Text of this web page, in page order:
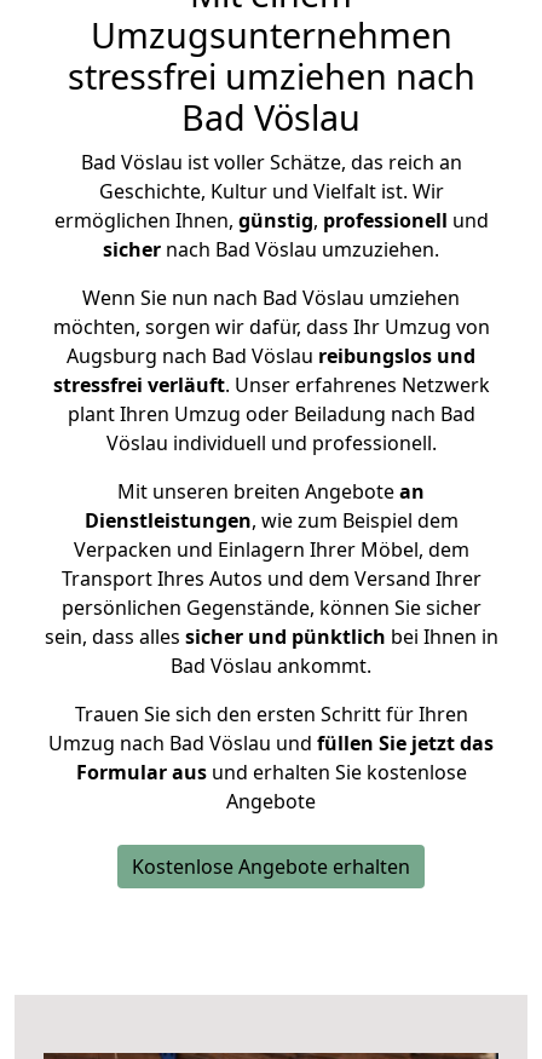
Umzugsunternehmen
stressfrei umziehen nach
Bad Vöslau
Bad Vöslau ist voller Schätze, das reich an
Geschichte, Kultur und Vielfalt ist. Wir
ermöglichen Ihnen, günstig, professionell und
sicher nach Bad Vöslau umzuziehen.
Wenn Sie nun nach Bad Vöslau umziehen
möchten, sorgen wir dafür, dass Ihr Umzug von
Augsburg nach Bad Vöslau reibungslos und
stressfrei verläuft. Unser erfahrenes Netzwerk
plant Ihren Umzug oder Beiladung nach Bad
Vöslau individuell und professionell.
Mit unseren breiten Angebotean
Dienstleistungen, wie zum Beispiel dem
Verpacken und Einlagern Ihrer Möbel, dem
Transport Ihres Autos und dem Versand Ihrer
persönlichen Gegenstände, können Sie sicher
sein, dass alles sicher und pünktlich bei Ihnen in
Bad Vöslau ankommt.
Trauen Sie sich den ersten Schritt für Ihren
Umzug nach Bad Vöslau und füllen Sie jetzt das
Formular ausund erhalten Sie kostenlose
Angebote
Kostenlose Angebote erhalten